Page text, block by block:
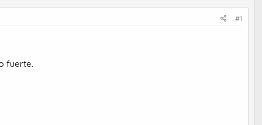
#1
fuerte.